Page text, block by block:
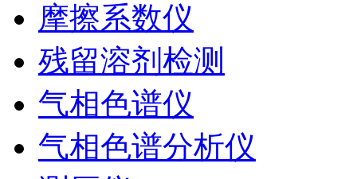
摩擦系数仪
残留溶剂检测
气相色谱仪
气相色谱分析仪